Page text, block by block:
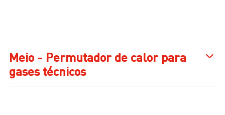
Meio - Permutador de calor para
gases técnicos